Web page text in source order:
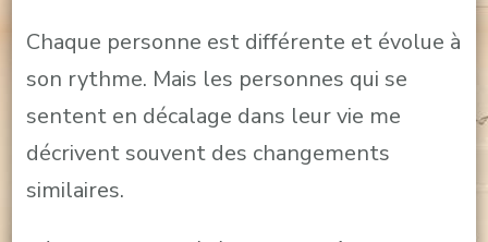
Chaque personne est différente et évolue à
son rythme. Mais les personnes qui se
sentent en décalage dans leur vie me
décrivent souvent des changements
similaires.